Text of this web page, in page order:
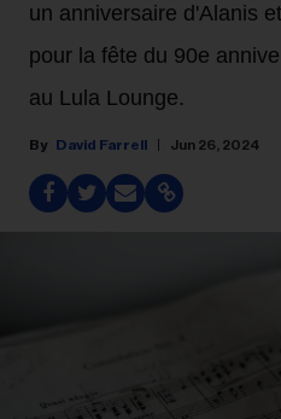
un anniversaire d'Alanis
pour la fête du 90e
au Lula Lounge.
David Farrell Jun 26, 2024